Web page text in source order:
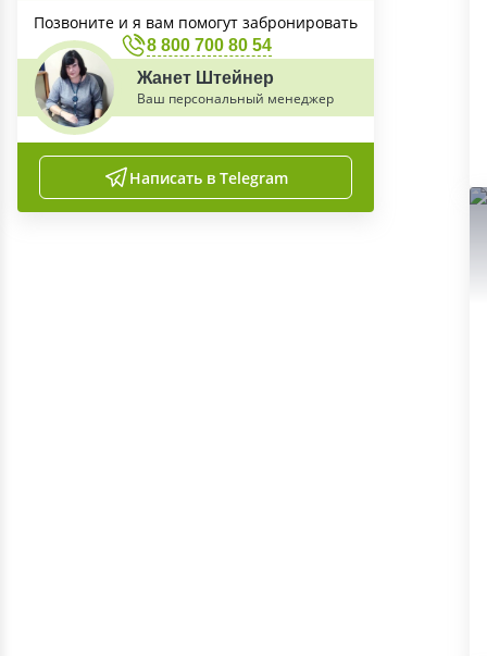
Позвоните и я вам помогут забронировать
8 800 700 80 54
Жанет Штейнер
Ваш персональный менеджер
Написать в Telegram